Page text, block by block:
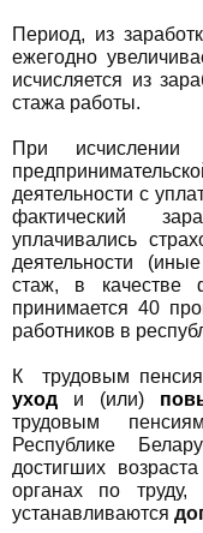
Период, из
ежегодно
исчисляется из
стажа работы.
При
деятельности с
фактический
уплачивались
деятельности
стаж, в качестве
принимается 40
работников в
К трудовым
уход
и (или)
трудовым
Республике
достигших
органах по труду,
устанавливаются